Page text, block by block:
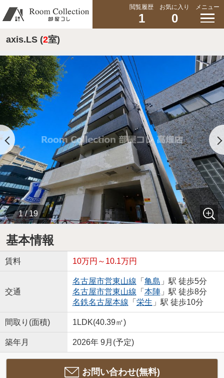
閲覧履歴
1
お気に入り
0
メニュー
axis.LS (2室)
1 / 19
基本情報
賃料 10万円～10.1万円
交通
名古屋市営東山線 「 亀島 」駅 徒歩5分
名古屋市営東山線 「 本陣」駅 徒歩8分
名鉄名古屋本線 「 栄生 」駅 徒歩10分
間取り(面積) 1LDK(40.39㎡)
築年月 2026年 9月(予定)
お問い合わせ(無料)